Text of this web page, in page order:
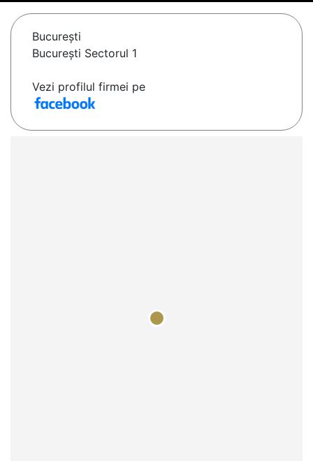
Bucureşti
Bucureşti Sectorul 1
Vezi profilul firmei pe